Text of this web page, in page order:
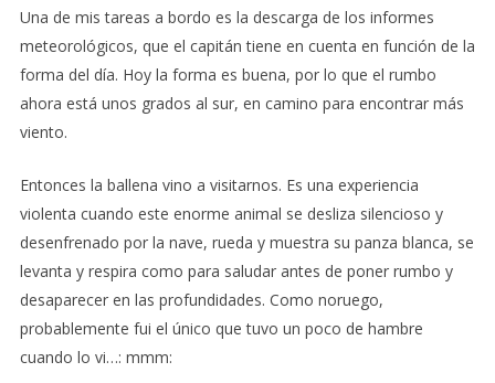
Una de mis tareas a bordo es la descarga de los informes
meteorológicos, que el capitán tiene en cuenta en función de la
forma del día. Hoy la forma es buena, por lo que el rumbo
ahora está unos grados al sur, en camino para encontrar más
viento.
Entonces la ballena vino a visitarnos. Es una experiencia
violenta cuando este enorme animal se desliza silencioso y
desenfrenado por la nave, rueda y muestra su panza blanca, se
levanta y respira como para saludar antes de poner rumbo y
desaparecer en las profundidades. Como noruego,
probablemente fui el único que tuvo un poco de hambre
cuando lo vi…: mmm: